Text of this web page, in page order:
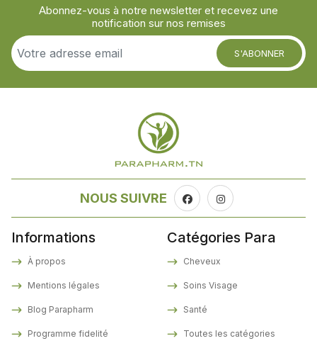
Abonnez-vous à notre newsletter et recevez une
notification sur nos remises
S'ABONNER
NOUS SUIVRE
Informations
À propos
Mentions légales
Blog Parapharm
Programme fidelité
Catégories Para
Cheveux
Soins Visage
Santé
Toutes les catégories